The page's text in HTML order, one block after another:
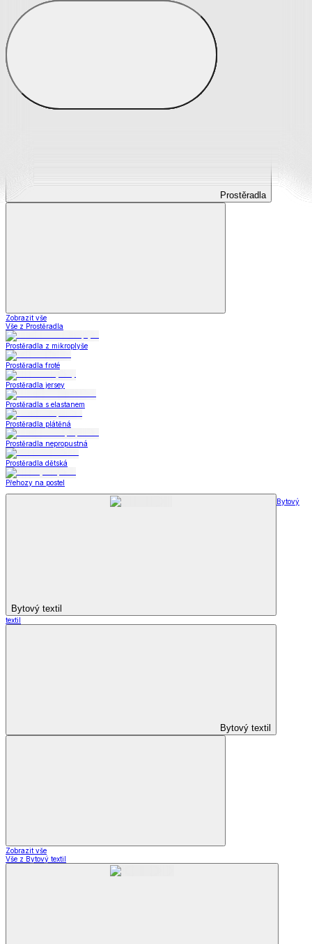
Prostěradla
Prostěradla
Zobrazit vše
Vše z Prostěradla
Prostěradla z mikroplyše
Prostěradla froté
Prostěradla jersey
Prostěradla s elastanem
Prostěradla plátěná
Prostěradla nepropustná
Prostěradla dětská
Přehozy na postel
Bytový textil
Bytový
textil
Bytový textil
Zobrazit vše
Vše z Bytový textil